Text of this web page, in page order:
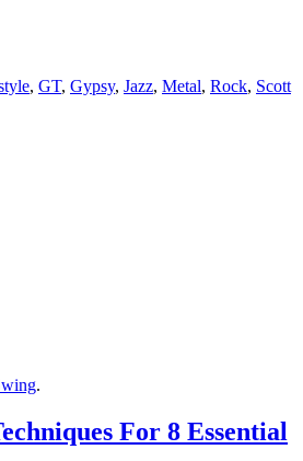
, GT, Gypsy, Jazz, Metal, Rock, Scott
.
For 8 Essential